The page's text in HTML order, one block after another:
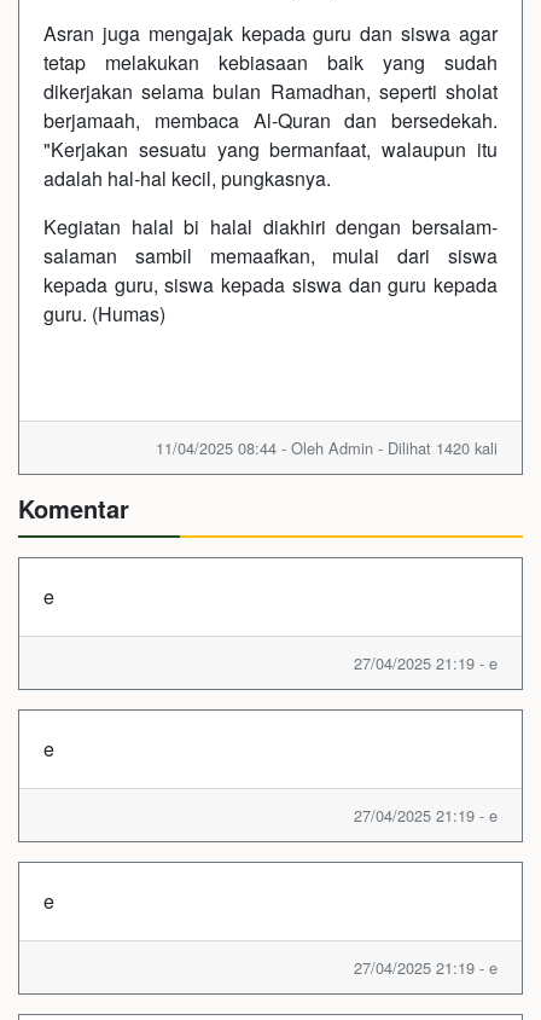
Asran juga mengajak kepada guru dan siswa agar
tetap melakukan kebiasaan baik yang sudah
dikerjakan selama bulan Ramadhan, seperti sholat
berjamaah, membaca Al-Quran dan bersedekah.
"Kerjakan sesuatu yang bermanfaat, walaupun itu
adalah hal-hal kecil, pungkasnya.
Kegiatan halal bi halal diakhiri dengan bersalam-
salaman sambil memaafkan, mulai dari siswa
kepada guru, siswa kepada siswa dan guru kepada
guru. (Humas)
11/04/2025 08:44 - Oleh Admin - Dilihat 1420 kali
Komentar
e
27/04/2025 21:19 - e
e
27/04/2025 21:19 - e
e
27/04/2025 21:19 - e